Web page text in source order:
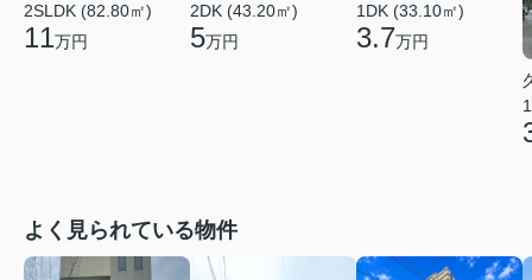
2SLDK (82.80㎡)
11万円
2DK (43.20㎡)
5万円
1DK (33.10㎡)
3.7万円
よく見られている物件